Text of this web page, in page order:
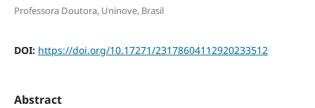
Professora Doutora, Uninove, Brasil
DOI: https://doi.org/10.17271/23178604112920233512
Abstract